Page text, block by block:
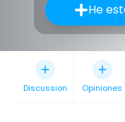
He
Discussion Opiniones